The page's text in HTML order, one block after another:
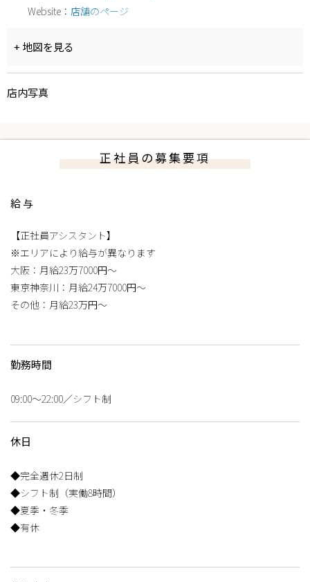
Website： 店舗のページ
+ 地図を見る
店内写真
正社員の募集要項
給与
【正社員アシスタント】
※エリアにより給与が異なります
大阪：月給23万7000円～
東京神奈川：月給24万7000円～
その他：月給23万円～
勤務時間
09:00〜22:00／シフト制
休日
◆完全週休2日制
◆シフト制（実働8時間）
◆夏季・冬季
◆有休